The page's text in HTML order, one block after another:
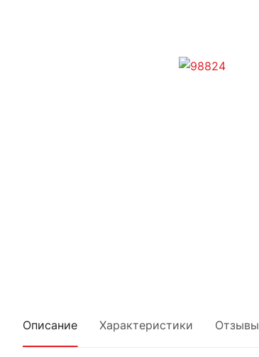
Описание Характеристики Отзывы